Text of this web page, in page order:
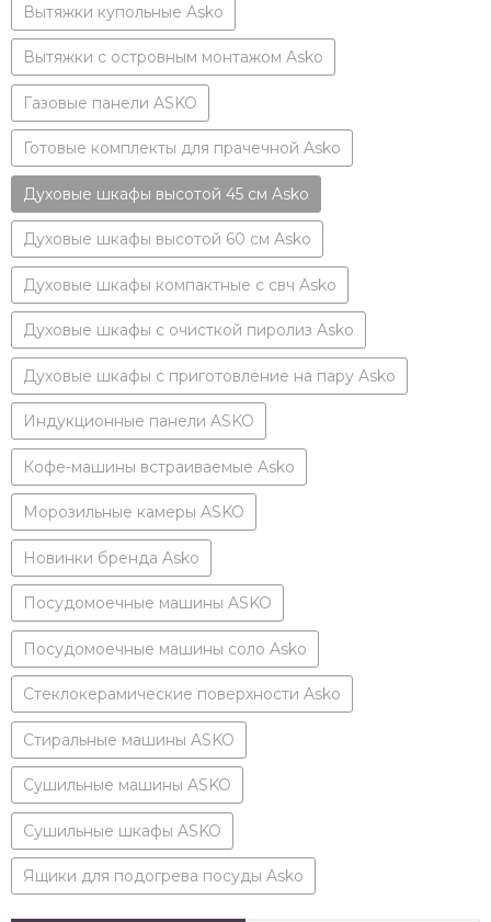
Вытяжки купольные Asko
Вытяжки с островным монтажом Asko
Газовые панели ASKO
Готовые комплекты для прачечной Asko
Духовые шкафы высотой 45 см Asko
Духовые шкафы высотой 60 см Asko
Духовые шкафы компактные с свч Asko
Духовые шкафы с очисткой пиролиз Asko
Духовые шкафы с приготовление на пару Asko
Индукционные панели ASKO
Кофе-машины встраиваемые Asko
Морозильные камеры ASKO
Новинки бренда Asko
Посудомоечные машины ASKO
Посудомоечные машины соло Asko
Стеклокерамические поверхности Asko
Стиральные машины ASKO
Сушильные машины ASKO
Сушильные шкафы ASKO
Ящики для подогрева посуды Asko